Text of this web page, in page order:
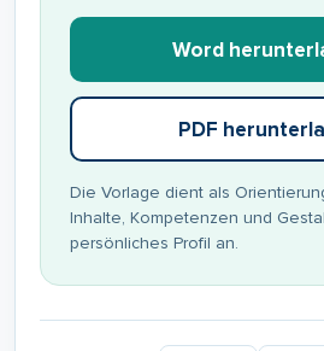
Word
PDF
Die Vorlage dient als
Inhalte, Kompetenzen und
persönliches Profil an.